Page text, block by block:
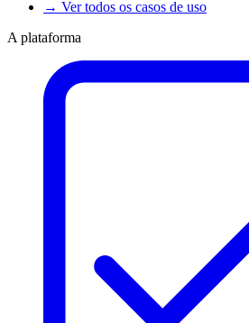
→ Ver todos os casos de uso
A plataforma